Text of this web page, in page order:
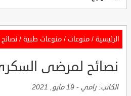
الرئيسية / منوعات / منوعات طبية /
نصائح لمرضى
الكاتب: رامي - 19 مايو, 2021